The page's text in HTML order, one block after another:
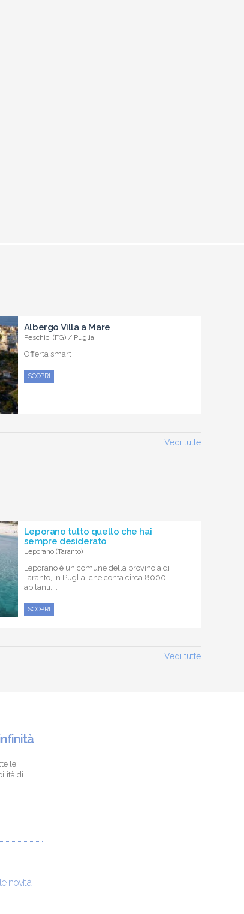
Albergo Villa a Mare
Peschici (FG) / Puglia
Offerta smart
SCOPRI
Vedi tutte
Leporano tutto quello che hai
sempre desiderato
Leporano (Taranto)
Leporano è un comune della provincia di
Taranto, in Puglia, che conta circa 8000
abitanti....
SCOPRI
Vedi tutte
le
di
novità